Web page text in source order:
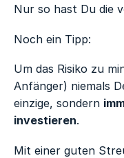
Nur so hast Du die
Noch ein Tipp:
Um das Risiko zu
Anfänger) niemals
einzige, sondern
investieren.
Mit einer guten